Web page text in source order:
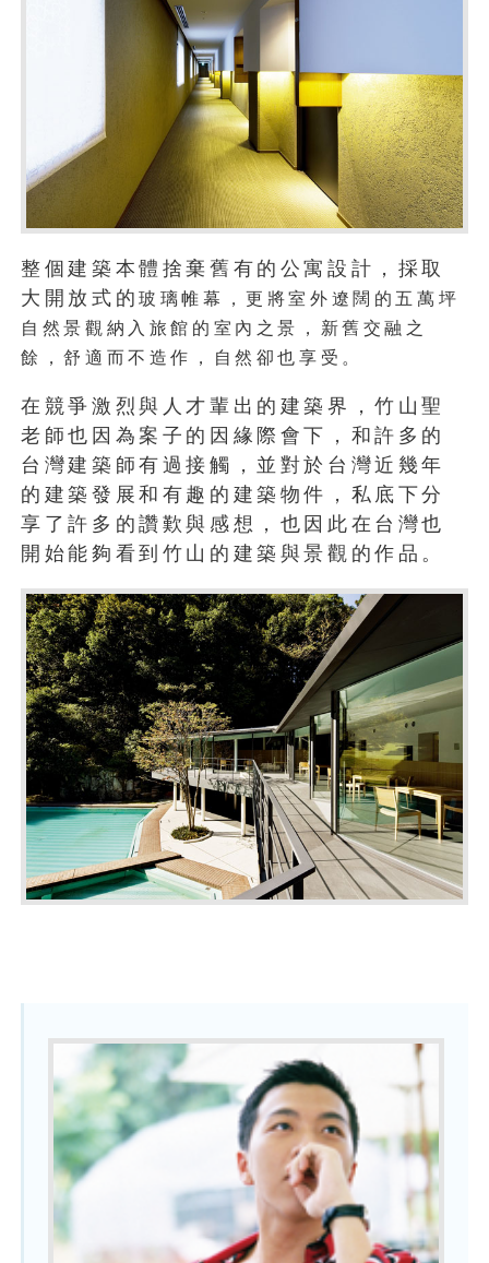
整個建築本體捨棄舊有的公寓設計，採取
大開放式的玻璃帷幕，更將室外遼闊的五萬坪
自然景觀納入旅館的室內之景，新舊交融之
餘，舒適而不造作，自然卻也享受。
在競爭激烈與人才輩出的建築界，竹山聖
老師也因為案子的因緣際會下，和許多的
台灣建築師有過接觸，並對於台灣近幾年
的建築發展和有趣的建築物件，私底下分
享了許多的讚歎與感想，也因此在台灣也
開始能夠看到竹山的建築與景觀的作品。